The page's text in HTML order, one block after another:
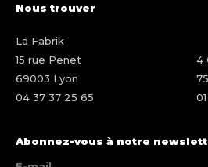
Nous trouver
La Fabrik
15 rue Penet
69003 Lyon
04 37 37 25 65
4
Abonnez-vous à notre